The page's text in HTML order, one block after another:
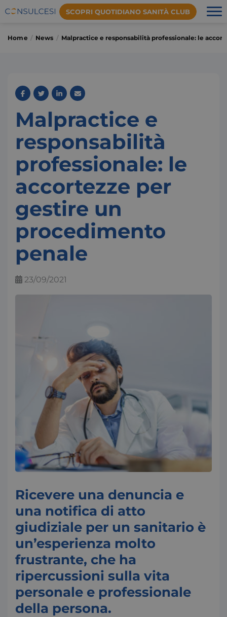
SCOPRI QUOTIDIANO SANITÀ CLUB
Home News Malpractice e responsabilità professionale: le
Malpractice e
responsabilità
professionale: le
accortezze per
gestire un
procedimento
penale
23/09/2021
Ricevere una denuncia e
una notifica di atto
giudiziale per un sanitario è
un’esperienza molto
frustrante, che ha
ripercussioni sulla vita
personale e professionale
della persona.